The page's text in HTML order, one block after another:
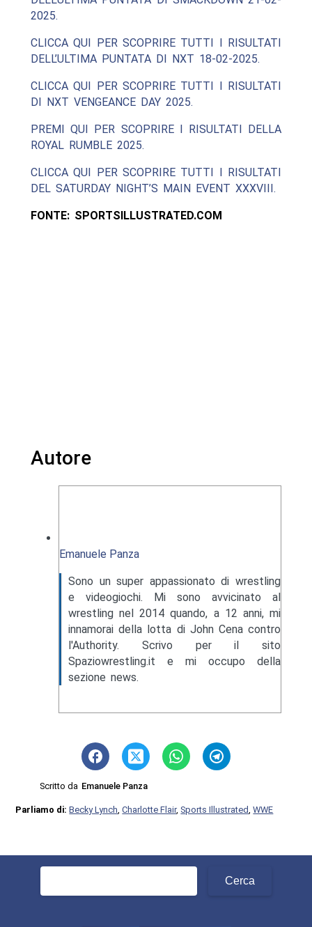
2025.
CLICCA QUI PER SCOPRIRE TUTTI I RISULTATI
DELL’ULTIMA PUNTATA DI NXT 18-02-2025.
CLICCA QUI PER SCOPRIRE TUTTI I RISULTATI
DI NXT VENGEANCE DAY 2025.
PREMI QUI PER SCOPRIRE I RISULTATI DELLA
ROYAL RUMBLE 2025.
CLICCA QUI PER SCOPRIRE TUTTI I RISULTATI
DEL SATURDAY NIGHT’S MAIN EVENT XXXVIII.
FONTE: SPORTSILLUSTRATED.COM
Autore
Emanuele Panza
Sono un super appassionato di wrestling
e videogiochi. Mi sono avvicinato al
wrestling nel 2014 quando, a 12 anni, mi
innamorai della lotta di John Cena contro
l'Authority. Scrivo per il sito
Spaziowrestling.it e mi occupo della
sezione news.
Scritto da Emanuele Panza
Parliamo di:Becky Lynch ,Charlotte Flair,Sports Illustrated ,WWE